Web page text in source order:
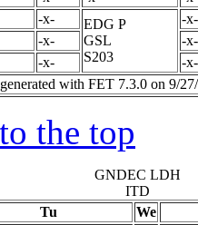
-x- EDG P
GSL
S203
-x-
-x- -x-
-x- -x-
with FET 7.3.0 on 9/
the top
GNDEC LDH
ITD
Tu We